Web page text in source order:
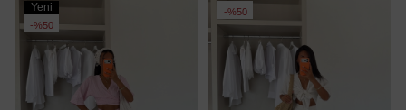
Yeni
Ürün
%50
%50